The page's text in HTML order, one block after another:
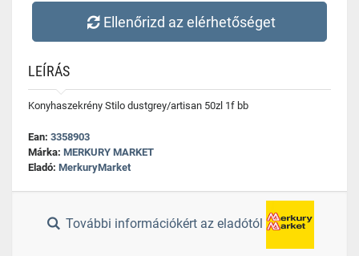
Ellenőrizd az elérhetőséget
LEÍRÁS
Konyhaszekrény Stilo dustgrey/artisan 50zl 1f bb
Ean: 3358903
Márka: MERKURY MARKET
Eladó: MerkuryMarket
További információkért az eladótól